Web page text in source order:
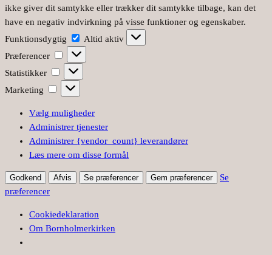
ikke giver dit samtykke eller trækker dit samtykke tilbage, kan det
have en negativ indvirkning på visse funktioner og egenskaber.
Funktionsdygtig
Funktionsdygtig
Altid aktiv
Præferencer
Præferencer
Statistikker Statistikker
Marketing Marketing
Vælg muligheder
Administrer tjenester
Administrer {vendor_count} leverandører
Læs mere om disse formål
Godkend Afvis Se præferencer Gem præferencer
Se
præferencer
Cookiedeklaration
Om Bornholmerkirken